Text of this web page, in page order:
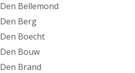
Den Bellemond
Den Berg
Den Boecht
Den Bouw
Den Brand